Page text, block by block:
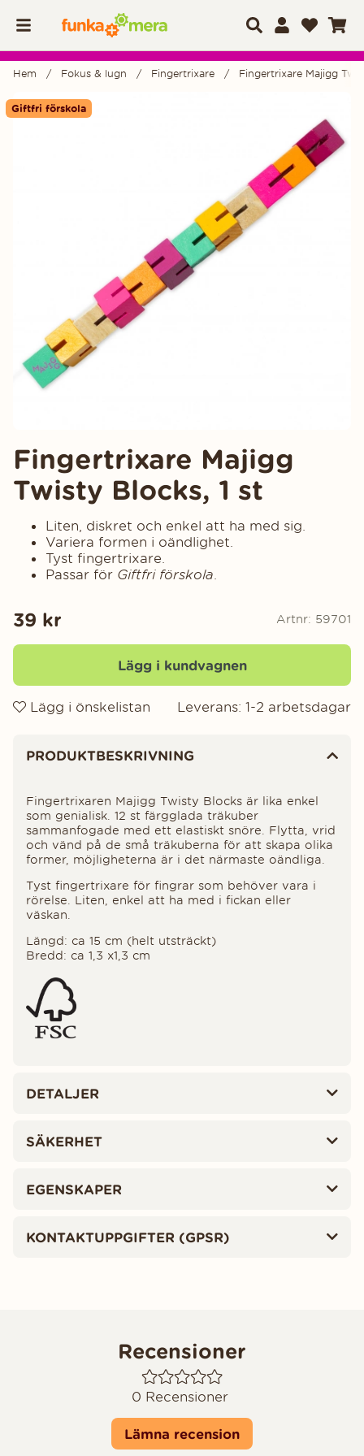
Hem Fokus & lugn Fingertrixare Fingertrixare Majigg
Giftfri förskola
Produktbilder
Fingertrixare Majigg
Twisty Blocks, 1 st
Liten, diskret och enkel att ha med sig.
Variera formen i oändlighet.
Tyst fingertrixare.
Passar för Giftfri förskola
39 kr Artnr: 59701
Lägg i kundvagnen
Lägg i önskelistan Leverans: 1-2 arbetsdagar
PRODUKTBESKRIVNING
Fingertrixaren Majigg Twisty Blocks är lika enkel
som genialisk. 12 st färgglada träkuber
sammanfogade med ett elastiskt snöre. Flytta, vrid
och vänd på de små träkuberna för att skapa olika
former, möjligheterna är i det närmaste oändliga.
Tyst fingertrixare för fingrar som behöver vara i
rörelse. Liten, enkel att ha med i fickan eller
väskan.
Längd: ca 15 cm (helt utsträckt)
Bredd: ca 1,3 x1,3 cm
DETALJER
SÄKERHET
EGENSKAPER
KONTAKTUPPGIFTER (GPSR)
Recensioner
0 Recensioner
Lämna recension